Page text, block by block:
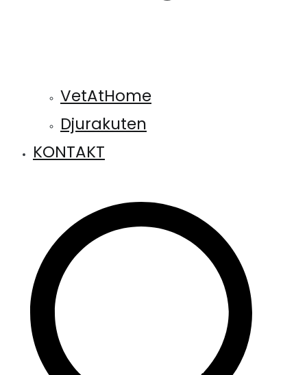
VetAtHome
Djurakuten
KONTAKT